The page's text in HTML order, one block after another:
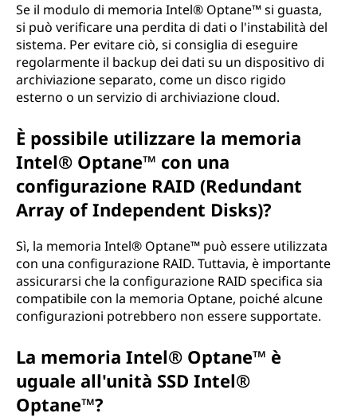
Se il modulo di memoria Intel® Optane™ si guasta,
si può verificare una perdita di dati o l'instabilità del
sistema. Per evitare ciò, si consiglia di eseguire
regolarmente il backup dei dati su un dispositivo di
archiviazione separato, come un disco rigido
esterno o un servizio di archiviazione cloud.
È possibile utilizzare la memoria
Intel® Optane™ con una
configurazione RAID (Redundant
Array of Independent Disks)?
Sì, la memoria Intel® Optane™ può essere utilizzata
con una configurazione RAID. Tuttavia, è importante
assicurarsi che la configurazione RAID specifica sia
compatibile con la memoria Optane, poiché alcune
configurazioni potrebbero non essere supportate.
La memoria Intel® Optane™ è
uguale all'unità SSD Intel®
Optane™?